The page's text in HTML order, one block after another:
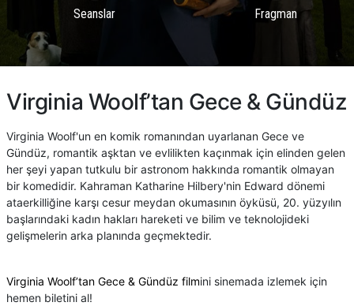
Seanslar Fragman
Virginia Woolf’tan Gece & Gündüz
Virginia Woolf'un en komik romanından uyarlanan Gece ve
Gündüz, romantik aşktan ve evlilikten kaçınmak için elinden gelen
her şeyi yapan tutkulu bir astronom hakkında romantik olmayan
bir komedidir. Kahraman Katharine Hilbery'nin Edward dönemi
ataerkilliğine karşı cesur meydan okumasının öyküsü, 20. yüzyılın
başlarındaki kadın hakları hareketi ve bilim ve teknolojideki
gelişmelerin arka planında geçmektedir.
Virginia Woolf’tan Gece & Gündüz filmini sinemada izlemek için
hemen biletini al!